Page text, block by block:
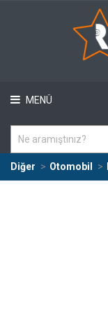
MENÜ
Diğer Otomobil